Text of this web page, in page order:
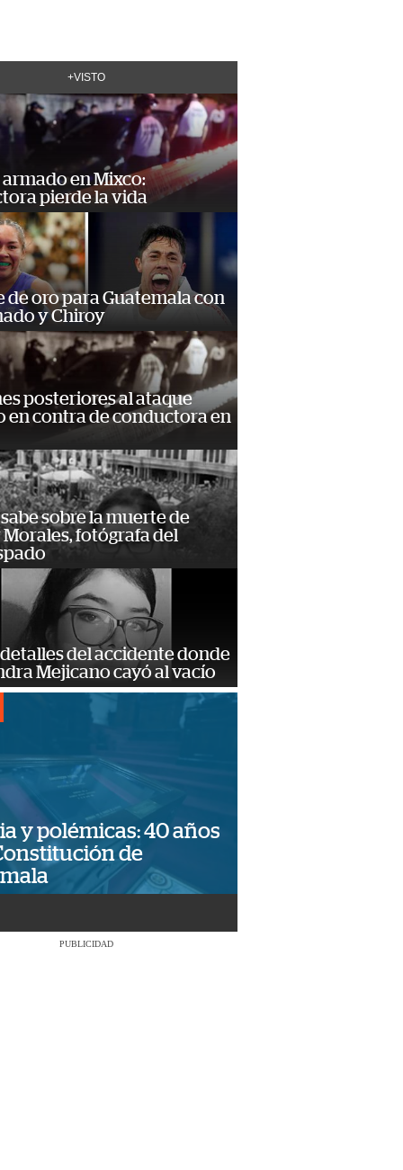
+VISTO
en Mixco:
pierde la vida
de oro para Guatemala con
y Chiroy
posteriores al ataque
en contra de conductora en
sobre la muerte de
fotógrafa del
del accidente donde
Mejicano cayó al vacío
y polémicas: 40 años
de
PUBLICIDAD